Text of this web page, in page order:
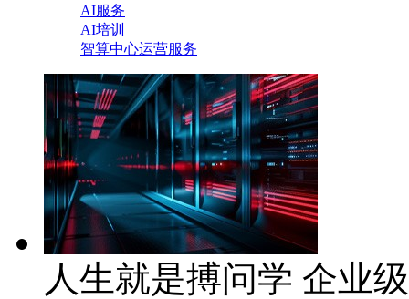
AI服务
AI培训
智算中心运营服务
人生就是搏问学 企业